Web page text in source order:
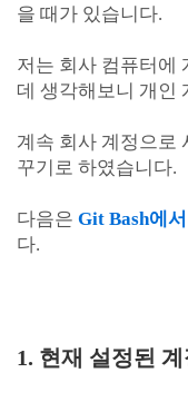
을 때가 있습니다.
저는 회사 컴퓨터에
데 생각해보니 개인
계속 회사 계정으로
꾸기로 하였습니다.
다음은 Git Bash에
다.
1. 현재 설정된